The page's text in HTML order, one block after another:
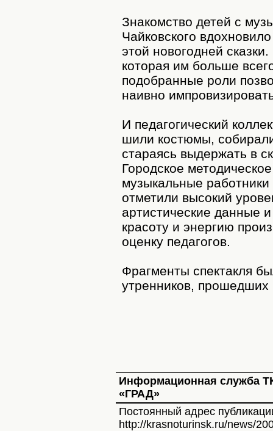
Знакомство детей с
Чайковского
этой новогодней
которая им больше
подобранные роли
наивно
И педагогический
шили костюмы,
стараясь выдержать в
Городское
музыкальные
отметили высокий
артистические данные
красоту и энергию
оценку педагогов.
Фрагменты спектакля
утренников,
Информационная служба
«ГРАД»
Постоянный адрес
http://krasnoturinsk.ru/news/